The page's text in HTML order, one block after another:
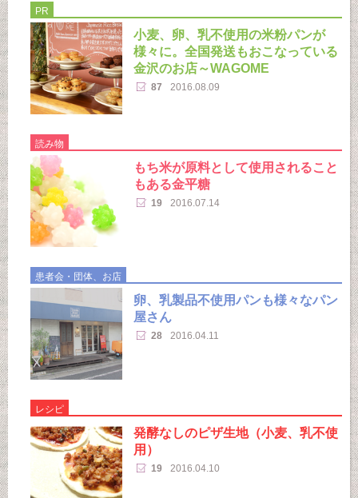
PR
小麦、卵、乳不使用の米粉パンが
様々に。全国発送もおこなっている
金沢のお店～WAGOME
87 2016.08.09
読み物
もち米が原料として使用されること
もある金平糖
19 2016.07.14
患者会・団体、お店
卵、乳製品不使用パンも様々なパン
屋さん
28 2016.04.11
レシピ
発酵なしのピザ生地（小麦、乳不使
用）
19 2016.04.10